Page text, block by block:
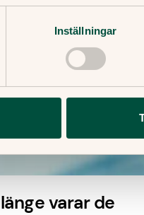
Inställningar
varar de